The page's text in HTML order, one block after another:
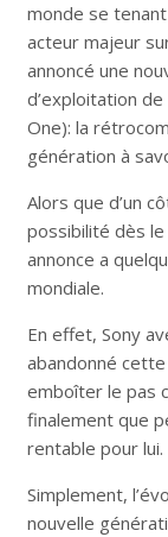
monde se
acteur majeur
annoncé une
d’exploitation
One): la
génération à
Alors que d’un
possibilité dès le
annonce a
mondiale.
En effet, Sony
abandonné
emboîter le pas
finalement que
rentable pour lui.
Simplement,
nouvelle